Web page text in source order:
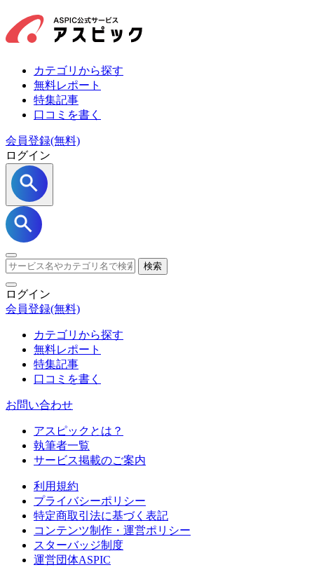
カテゴリから探す
無料レポート
特集記事
口コミを書く
会員登録(無料)
ログイン
検索
ログイン
会員登録(無料)
カテゴリから探す
無料レポート
特集記事
口コミを書く
お問い合わせ
アスピックとは？
執筆者一覧
サービス掲載のご案内
利用規約
プライバシーポリシー
特定商取引法に基づく表記
コンテンツ制作・運営ポリシー
スターバッジ制度
運営団体ASPIC